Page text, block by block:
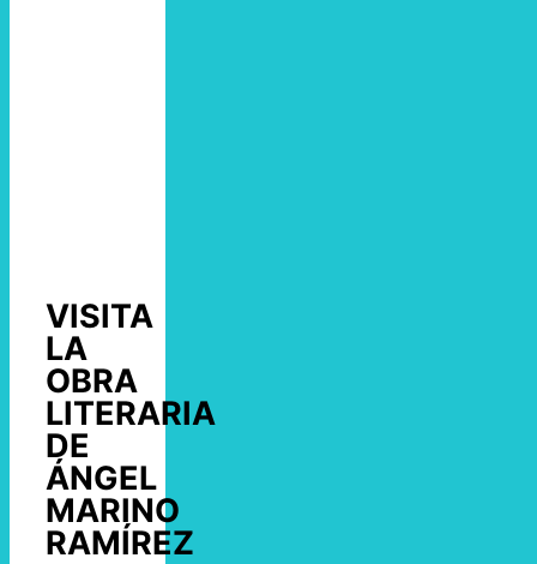
VISITA
LA
OBRA
LITERARIA
DE
ÁNGEL
MARINO
RAMÍREZ